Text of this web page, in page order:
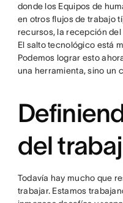
donde los Equipos de
en otros flujos de trabajo
recursos, la recepción
El salto tecnológico está
Podemos lograr esto
una herramienta, sino un
del
Todavía hay mucho que
trabajar. Estamos